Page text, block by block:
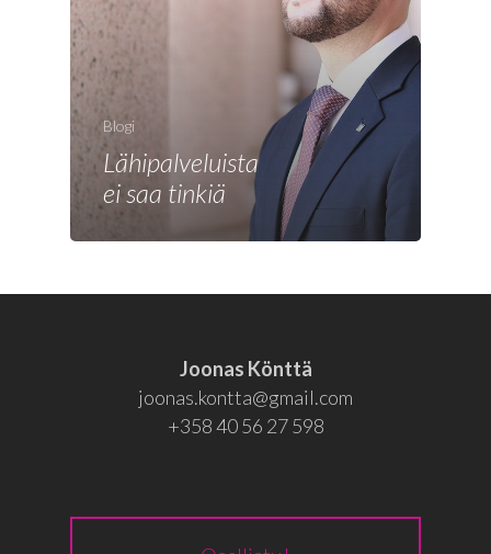
Blogi
Lähipalveluista
ei saa tinkiä
Joonas Könttä
joonas.kontta@gmail.com
+358 40 56 27 598
Etusivu
Joonas
Vaalit
Blogi
Osallistu
EN
RU